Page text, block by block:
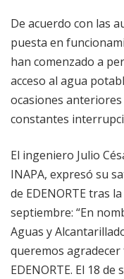
De acuerdo con las
puesta en
han comenzado a
acceso al agua
ocasiones
constantes
El ingeniero Julio
INAPA, expresó su
de EDENORTE tras
septiembre: “En
Aguas y
queremos
EDENORTE. El 18